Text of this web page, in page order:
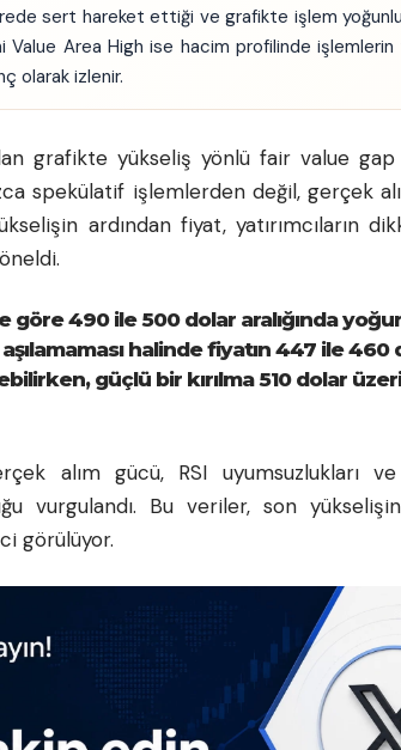
sert hareket ettiği ve grafikte işlem
Value Area High ise hacim profilinde işlemlerin
olarak izlenir.
grafikte yükseliş yönlü fair value
spekülatif işlemlerden değil, gerçek
ardından fiyat, yatırımcıların
göre 490 ile 500 dolar aralığında
halinde fiyatın 447 ile 460
güçlü bir kırılma 510 dolar
alım gücü, RSI uyumsuzlukları
vurgulandı. Bu veriler, son
görülüyor.